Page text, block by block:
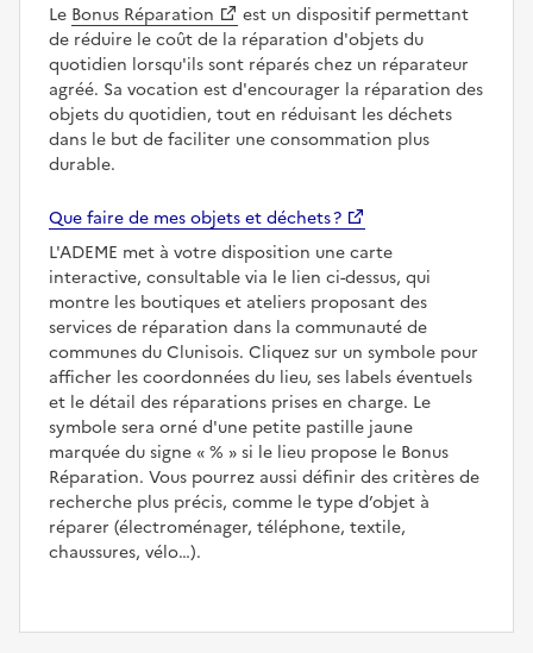
Le Bonus Réparation
est un dispositif permettant
de réduire le coût de la réparation d'objets du
quotidien lorsqu'ils sont réparés chez un réparateur
agréé. Sa vocation est d'encourager la réparation des
objets du quotidien, tout en réduisant les déchets
dans le but de faciliter une consommation plus
durable.
Que faire de mes objets et déchets ?
L'ADEME met à votre disposition une carte
interactive, consultable via le lien ci-dessus, qui
montre les boutiques et ateliers proposant des
services de réparation dans la communauté de
communes du Clunisois. Cliquez sur un symbole pour
afficher les coordonnées du lieu, ses labels éventuels
et le détail des réparations prises en charge. Le
symbole sera orné d'une petite pastille jaune
marquée du signe
%
si le lieu propose le Bonus
Réparation. Vous pourrez aussi définir des critères de
recherche plus précis, comme le type d’objet à
réparer (électroménager, téléphone, textile,
chaussures, vélo…).